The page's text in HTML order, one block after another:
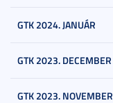
GTK 2024. JANUÁR
GTK 2023. DECEMBER
GTK 2023. NOVEMBER